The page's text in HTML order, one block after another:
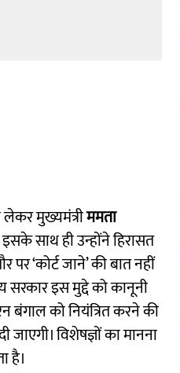
लेकर मुख्यमंत्रीममता
साथ ही उन्होंने हिरासत
‘कोर्ट जाने’ की बात नहीं
सरकार इस मुद्दे को कानूनी
बंगाल को नियंत्रित करने की
विशेषज्ञों का मानना
है।